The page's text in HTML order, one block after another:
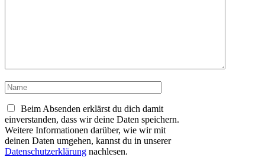
Name
Beim Absenden erklärst du dich damit
einverstanden, dass wir deine Daten speichern.
Weitere Informationen darüber, wie wir mit
deinen Daten umgehen, kannst du in unserer
Datenschutzerklärung nachlesen.